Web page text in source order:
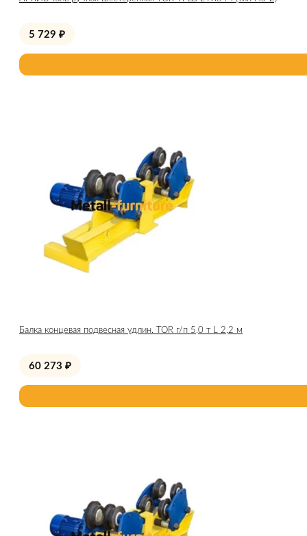
5 729 ₽
Балка концевая подвесная удлин. TOR г/п 5,0 т L 2,2 м
60 273 ₽